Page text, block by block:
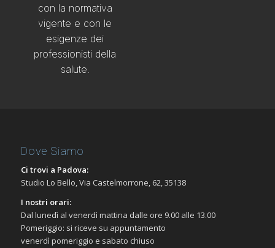
con la normativa
vigente e con le
esigenze dei
professionisti della
salute.
Dove Siamo
Ci trovi a Padova:
Studio Lo Bello, Via Castelmorrone, 62, 35138
I nostri orari:
Dal lunedì al venerdì mattina dalle ore 9.00 alle 13.00
Pomeriggio: si riceve su appuntamento
venerdì pomeriggio e sabato chiuso